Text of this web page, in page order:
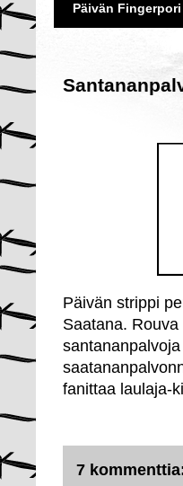
Päivän Fingerpori
Päivän strippi
Saatana.
fanittaa laulaja-
7